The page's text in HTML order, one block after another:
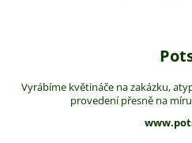
Vyrábíme květináče na zakázku,
provedení přesně na